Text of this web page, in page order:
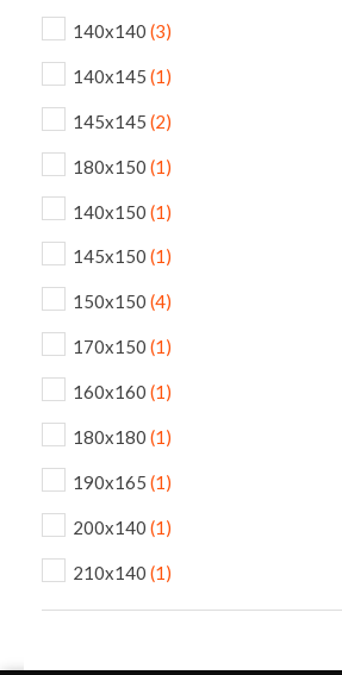
140x140 (3)
140x145 (1)
145x145 (2)
180x150 (1)
140x150 (1)
145x150 (1)
150x150 (4)
170x150 (1)
160x160 (1)
180x180 (1)
190x165 (1)
200x140 (1)
210x140 (1)